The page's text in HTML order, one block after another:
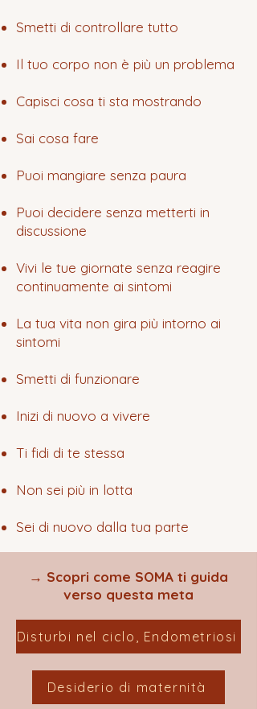
Smetti di controllare tutto
Il tuo corpo non è più un problema
Capisci cosa ti sta mostrando
Sai cosa fare
Puoi mangiare senza paura
Puoi decidere senza metterti in
discussione
Vivi le tue giornate senza reagire
continuamente ai sintomi
La tua vita non gira più intorno ai
sintomi
Smetti di funzionare
Inizi di nuovo a vivere
Ti fidi di te stessa
Non sei più in lotta
Sei di nuovo dalla tua parte
→ Scopri come SOMA ti guida
verso questa meta
Disturbi nel ciclo, Endometriosi
Desiderio di maternità